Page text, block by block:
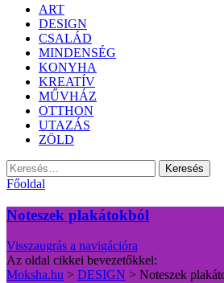
ART
DESIGN
CSALÁD
MINDENSÉG
KONYHA
KREATÍV
MŰVHÁZ
OTTHON
UTAZÁS
ZÖLD
Keresés:
Főoldal
Noteszek plakátokból
Visszaugrás a navigációra
Az oldal cikkei bevezetőkkel:
Moksha.hu > DESIGN > Noteszek